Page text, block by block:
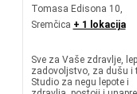
Tomasa Edisona 10,
Sremčica + 1 lokacija
Sve za Vaše zdravlje,
zadovoljstvo, za dušu i
Studio za negu lepote i